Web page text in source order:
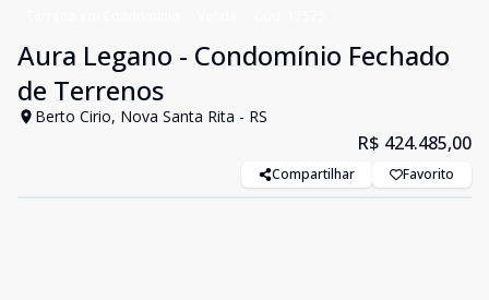
Aura Legano - Condomínio Fechado
de Terrenos
Berto Cirio, Nova Santa Rita - RS
R$ 424.485,00
Compartilhar Favorito